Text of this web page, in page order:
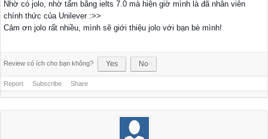
Nhờ có jolo, nhờ tấm bằng ielts 7.0 mà hiện giờ mình là đã nhân viên
chính thức của Unilever :>>
Cảm ơn jolo rất nhiều, mình sẽ giới thiệu jolo với bạn bè mình!
Review có ích cho bạn không? Yes No
Report Subscribe Share